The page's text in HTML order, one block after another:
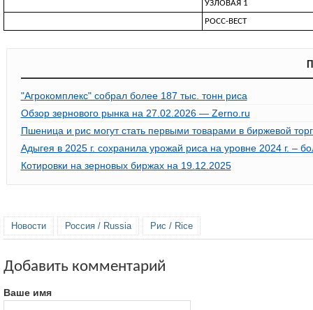
УЗЛOBAЯ 1
РОСС-ВЕСТ
"Агрокомплекс" собрал более 187 тыс. тонн риса
Обзор зернового рынка на 27.02.2026 — Zerno.ru
Пшеница и рис могут стать первыми товарами в биржевой
Адыгея в 2025 г. сохранила урожай риса на уровне 2024 г. –
Котировки на зерновых биржах на 19.12.2025
Новости Россия / Russia Рис / Rice
Добавить комментарий
Ваше имя